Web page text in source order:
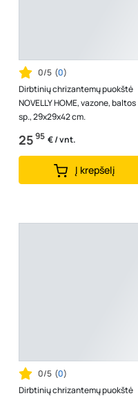
0/5 (0)
Dirbtinių chrizantemų puokštė
NOVELLY HOME, vazone, baltos
sp., 29x29x42 cm.
2595 € / vnt.
Į krepšelį
0/5 (0)
Dirbtinių chrizantemų puokštė